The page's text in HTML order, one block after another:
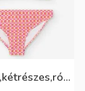
Losan,kétrészes,rózsaszín,sárga,krém színű fürdőruha